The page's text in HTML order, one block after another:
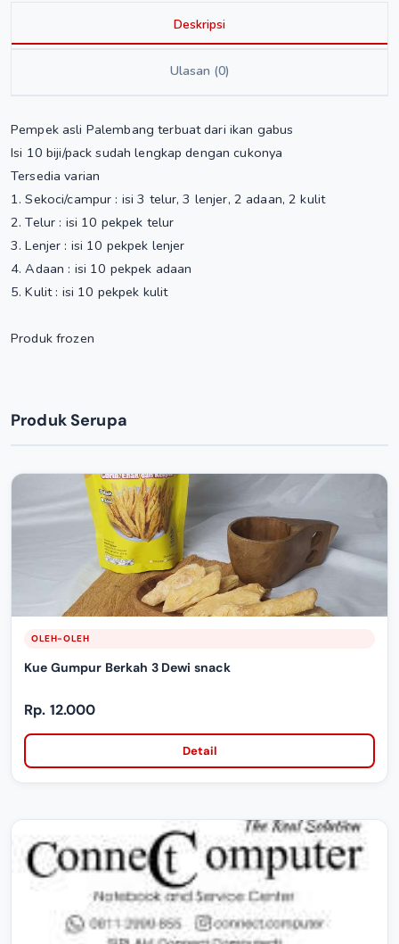
Deskripsi
Ulasan (0)
Pempek asli Palembang terbuat dari ikan gabus
Isi 10 biji/pack sudah lengkap dengan cukonya
Tersedia varian
1. Sekoci/campur : isi 3 telur, 3 lenjer, 2 adaan, 2 kulit
2. Telur : isi 10 pekpek telur
3. Lenjer : isi 10 pekpek lenjer
4. Adaan : isi 10 pekpek adaan
5. Kulit : isi 10 pekpek kulit
Produk frozen
Produk Serupa
OLEH-OLEH
Kue Gumpur Berkah 3 Dewi snack
Rp. 12.000
Detail